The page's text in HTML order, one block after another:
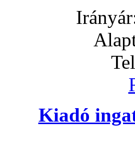
Kiadó